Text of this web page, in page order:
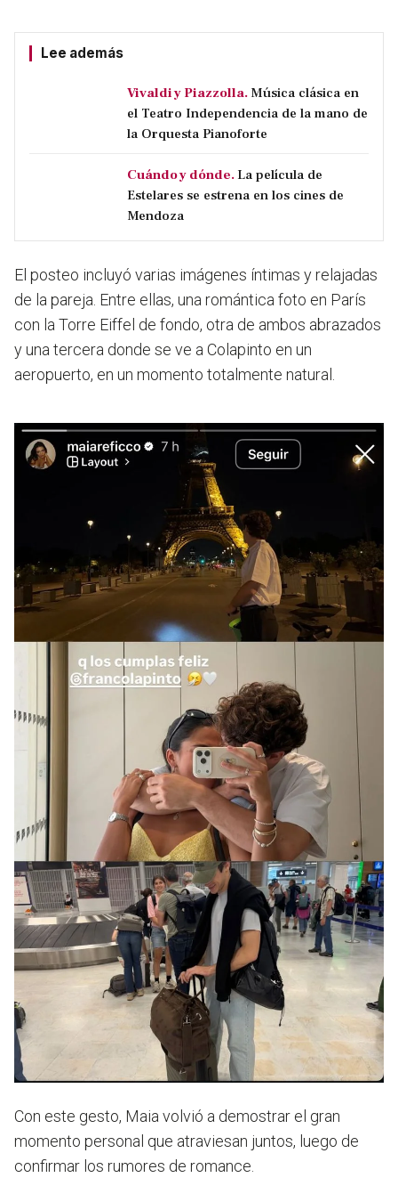
Lee además
Vivaldi y Piazzolla. Música clásica en
el Teatro Independencia de la mano de
la Orquesta Pianoforte
Cuándo y dónde. La película de
Estelares se estrena en los cines de
Mendoza
El posteo incluyó varias imágenes íntimas y relajadas
de la pareja. Entre ellas, una romántica foto en París
con la Torre Eiffel de fondo, otra de ambos abrazados
y una tercera donde se ve a Colapinto en un
aeropuerto, en un momento totalmente natural.
Con este gesto, Maia volvió a demostrar el gran
momento personal que atraviesan juntos, luego de
confirmar los rumores de romance.